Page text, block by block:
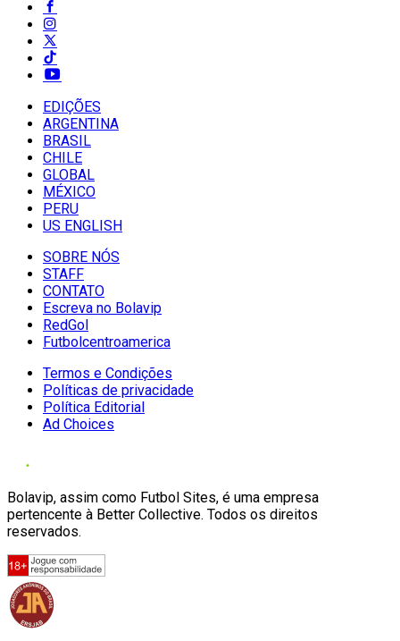
EDIÇÕES
ARGENTINA
BRASIL
CHILE
GLOBAL
MÉXICO
PERU
US ENGLISH
SOBRE NÓS
STAFF
CONTATO
Escreva no Bolavip
RedGol
Futbolcentroamerica
Termos e Condições
Políticas de privacidade
Política Editorial
Ad Choices
Bolavip, assim como Futbol Sites, é uma empresa
pertencente à Better Collective. Todos os direitos
reservados.